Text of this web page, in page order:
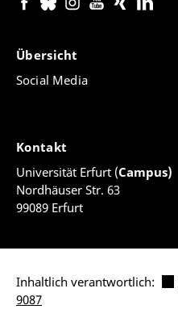
Übersicht
Social Media
Kontakt
Universität Erfurt (Campus)
Nordhäuser Str. 63
99089 Erfurt
Inhaltlich verantwortlich:
9087